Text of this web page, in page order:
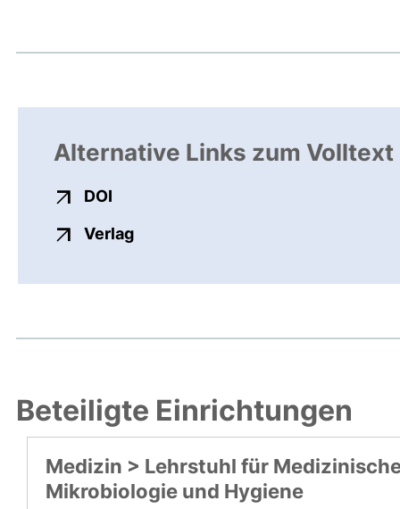
Alternative Links zum Volltext
DOI
Verlagexterner Link, öffnet neues
Beteiligte Einrichtungen
Medizin > Lehrstuhl für
Mikrobiologie und Hygiene